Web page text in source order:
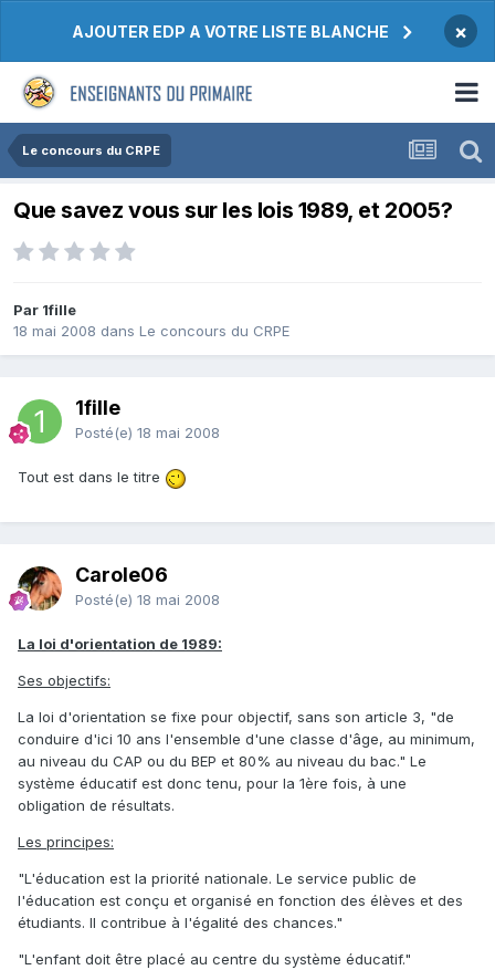
AJOUTER EDP A VOTRE LISTE BLANCHE ×
Le concours du CRPE
Que savez vous sur les lois 1989, et 2005?
Par 1fille
18 mai 2008 dans Le concours du CRPE
1fille
Posté(e) 18 mai 2008
Tout est dans le titre
Carole06
Posté(e) 18 mai 2008
La loi d'orientation de 1989:
Ses objectifs:
La loi d'orientation se fixe pour objectif, sans son article 3, "de
conduire d'ici 10 ans l'ensemble d'une classe d'âge, au minimum,
au niveau du CAP ou du BEP et 80% au niveau du bac." Le
système éducatif est donc tenu, pour la 1ère fois, à une
obligation de résultats.
Les principes:
"L'éducation est la priorité nationale. Le service public de
l'éducation est conçu et organisé en fonction des élèves et des
étudiants. Il contribue à l'égalité des chances."
"L'enfant doit être placé au centre du système éducatif."